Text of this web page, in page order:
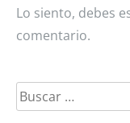
Lo siento, debes
comentario.
Buscar: